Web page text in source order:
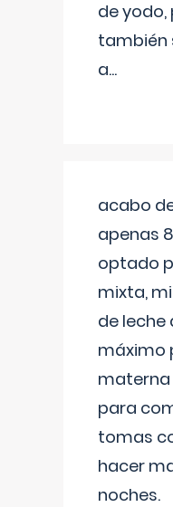
de yodo,
también
a...
acabo
apenas
optado
mixta,
de leche
máximo
materna
para
tomas
hacer
noches.